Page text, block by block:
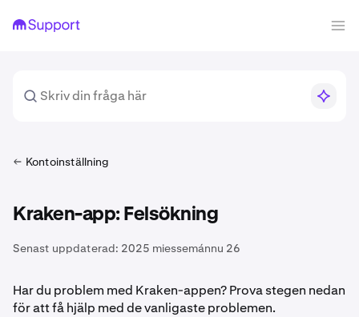
Kontoinställning
Kraken-app: Felsökning
Senast uppdaterad: 2025 miessemánnu 26
Har du problem med Kraken-appen? Prova stegen nedan
för att få hjälp med de vanligaste problemen.